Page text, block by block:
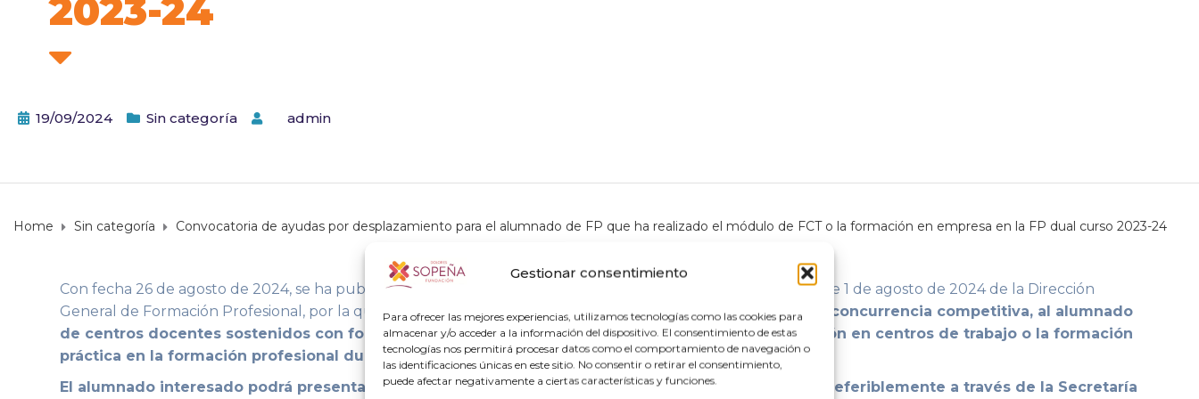
Gestionar consentimiento
Para ofrecer las mejores experiencias, utilizamos tecnologías como las cookies para
almacenar y/o acceder a la información del dispositivo. El consentimiento de estas
tecnologías nos permitirá procesar datos como el comportamiento de navegación o
las identificaciones únicas en este sitio. No consentir o retirar el consentimiento,
puede afectar negativamente a ciertas características y funciones.
2023-24
19/09/2024 Sin categoría admin
Home Sin categoría Convocatoria de ayudas por desplazamiento para el alumnado de FP que ha realizado el módulo de FCT o la formación en empresa en la FP dual curso 2023-24
Con fecha 26 de agosto de 2024, se ha publicado en el Boletín Oficial de la Junta de Andalucía Resolución de 1 de agosto de 2024 de la Dirección
General de Formación Profesional, por la quese convocan ayudas por desplazamiento, en régimen de concurrencia competitiva, al alumnado
de centros docentes sostenidos con fondos públicos que realiza el módulo profesional de formación en centros de trabajo o la formación
práctica en la formación profesional dual en el curso académico 2023/2024.
El alumnado interesado podrá presentar sus solicitudes entre el 9 y el 16 de septiembre de 2024, preferiblemente a través de la Secretaría